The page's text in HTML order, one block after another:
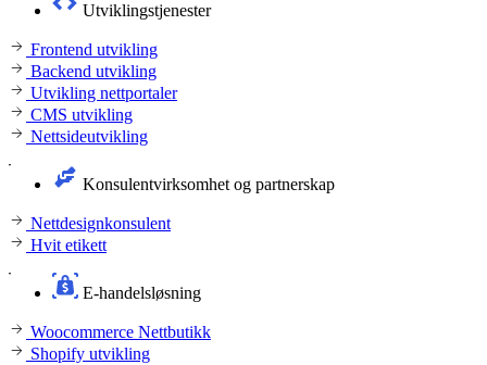
Utviklingstjenester
Frontend utvikling
Backend utvikling
Utvikling nettportaler
CMS utvikling
Nettsideutvikling
Konsulentvirksomhet og partnerskap
Nettdesignkonsulent
Hvit etikett
E-handelsløsning
Woocommerce Nettbutikk
Shopify utvikling